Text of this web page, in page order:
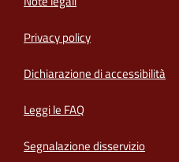
Privacy policy
Dichiarazione di accessibilità
Leggi le FAQ
Segnalazione disservizio